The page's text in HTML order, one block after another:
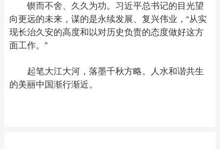
锲而不舍、久久为功。习近平总书记的目光望
向更远的未来，谋的是永续发展、复兴伟业，“从实
现长治久安的高度和以对历史负责的态度做好这方
面工作。”
起笔大江大河，落墨千秋方略。人水和谐共生
的美丽中国渐行渐近。